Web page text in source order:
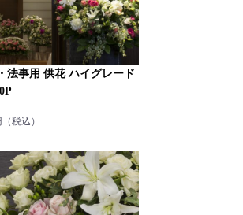
法事用 供花 ハイグレード
税込）